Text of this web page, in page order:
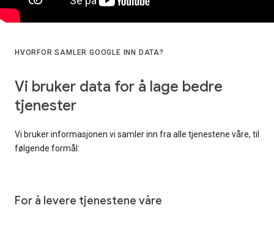
HVORFOR SAMLER GOOGLE INN DATA?
Vi bruker data for å lage bedre
tjenester
Vi bruker informasjonen vi samler inn fra alle tjenestene våre, til
følgende formål:
For å levere tjenestene våre